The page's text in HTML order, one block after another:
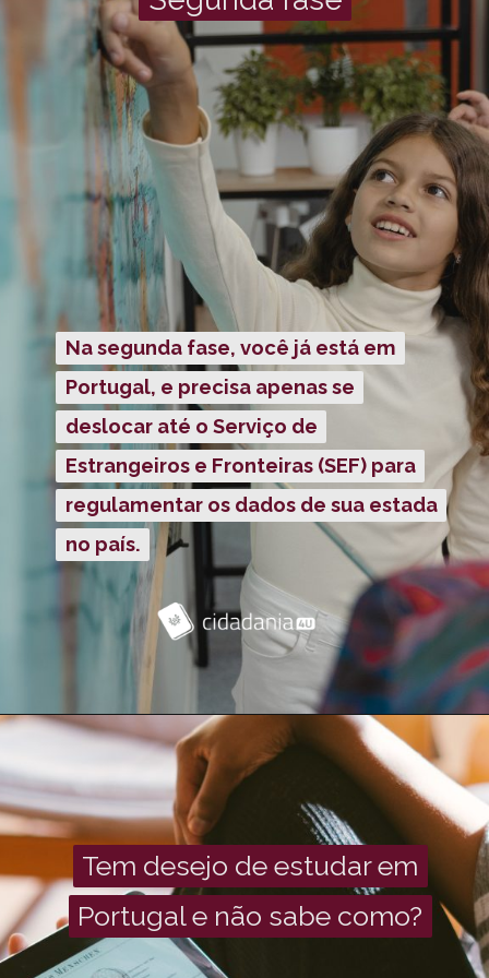
Na segunda fase, você já está em
Portugal, e precisa apenas se
deslocar até o Serviço de
Estrangeiros e Fronteiras (SEF) para
regulamentar os dados de sua estada
no país.
Na segunda fase, você já está em
Portugal, e precisa apenas se
deslocar até o Serviço de
Estrangeiros e Fronteiras (SEF) para
regulamentar os dados de sua estada
no país.
Tem desejo de estudar em
Portugal e não sabe como?
Tem desejo de estudar em
Portugal e não sabe como?